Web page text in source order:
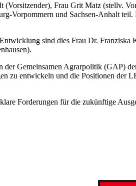
Frau Grit Matz (stellv.
Vorpommern und Sachsen-Anhalt teil.
sind dies Frau Dr. Franziska
Gemeinsamen Agrarpolitik (GAP)
zu entwickeln und die Positionen der
Forderungen für die zukünftige